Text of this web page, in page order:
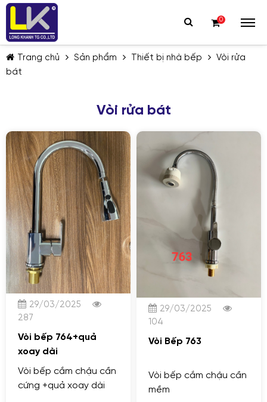
0
TIẾP TỤC MUA HÀNG
Trang chủ Sản phẩm Thiết bị nhà bếp
Vòi rửa
bát
Vòi rửa bát
29/03/2025
287
Vòi bếp 764+quả
xoay dài
Vòi bếp cắm chậu cần
cứng +quả xoay dài
29/03/2025
104
Vòi Bếp 763
Vòi bếp cắm chậu cần
mềm